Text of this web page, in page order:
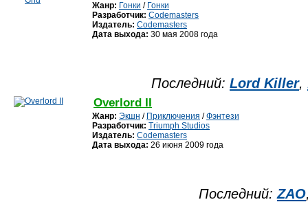
Жанр: Гонки / Гонки
Разработчик: Codemasters
Издатель: Codemasters
Дата выхода: 30 мая 2008 года
Последний: Lord Killer,
Overlord II
Жанр: Экшн / Приключения /Фэнтези
Разработчик: Triumph Studios
Издатель: Codemasters
Дата выхода: 26 июня 2009 года
Последний:ZAO